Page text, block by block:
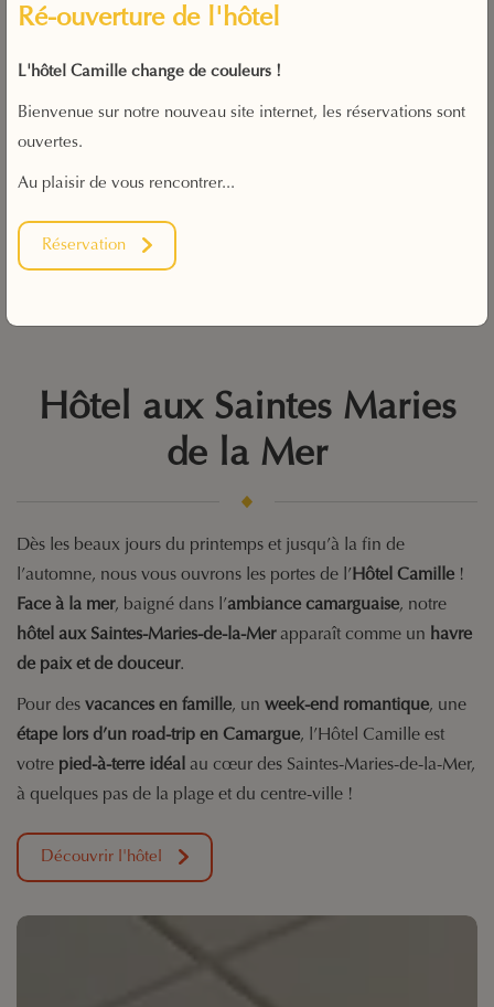
Bienvenue
Au cœur de la Camargue, laissez-nous vous
présenter notre petit coin de paradis ...
Hôtel aux Saintes Maries
de la Mer
Dès les beaux jours du printemps et jusqu’à la fin de
l’automne, nous vous ouvrons les portes de l’ Hôtel Camille !
Face à la mer, baigné dans l’ambiance camarguaise, notre
hôtel aux Saintes-Maries-de-la-Merapparaît comme un havre
de paix et de douceur.
Pour des vacances en famille, un week-end romantique, une
étape lors d’un road-trip en Camargue, l’Hôtel Camille est
votre pied-à-terre idéal au cœur des Saintes-Maries-de-la-Mer,
à quelques pas de la plage et du centre-ville !
Découvrir l'hôtel
Ré-ouverture de l'hôtel
L'hôtel Camille change de couleurs !
Bienvenue sur notre nouveau site internet, les réservations sont
ouvertes.
Au plaisir de vous rencontrer...
Réservation